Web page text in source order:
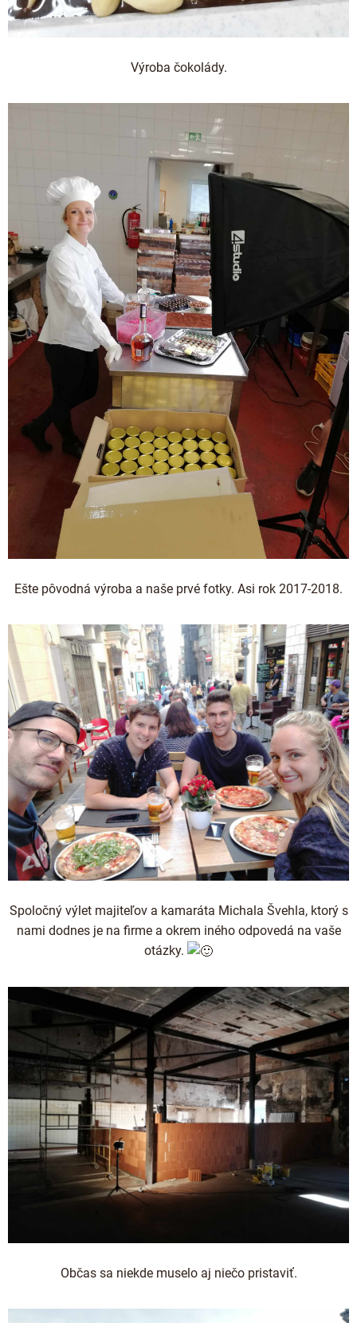
Výroba čokolády.
Ešte pôvodná výroba a naše prvé fotky. Asi rok 2017-2018.
Spoločný výlet majiteľov a kamaráta Michala Švehla, ktorý s
nami dodnes je na firme a okrem iného odpovedá na vaše
otázky.
Občas sa niekde muselo aj niečo pristaviť.